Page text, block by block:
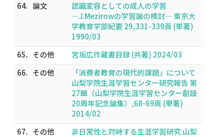
64. 論文
認識変容としての成人の学習
―J.Mezirowの学習論の検討― 東京大
学教育学部紀要 29,331-339頁 (単著)
1990/03
65. その他
宮坂広作蔵書目録 (共著) 2024/03
66. その他
「消費者教育の現代的課題」について
山梨学院生涯学習センター研究報告 第
27輯（山梨学院生涯学習センター創設
20周年記念論集）,68-69頁 (単著)
2014/02
67. その他
非日常性と対峙する生涯学習研究 山梨